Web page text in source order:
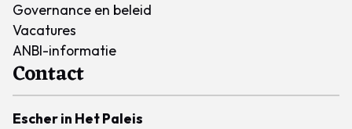
Governance en beleid
Vacatures
ANBI-informatie
Contact
Escher in Het Paleis